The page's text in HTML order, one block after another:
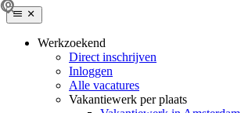
Werkzoekend
Direct inschrijven
Inloggen
Alle vacatures
Vakantiewerk per plaats